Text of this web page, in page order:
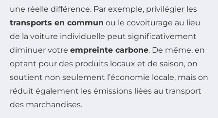
une réelle différence. Par exemple, privilégier les
transports en commun ou le covoiturage au lieu
de la voiture individuelle peut significativement
diminuer votre empreinte carbone. De même, en
optant pour des produits locaux et de saison, on
soutient non seulement l’économie locale, mais on
réduit également les émissions liées au transport
des marchandises.